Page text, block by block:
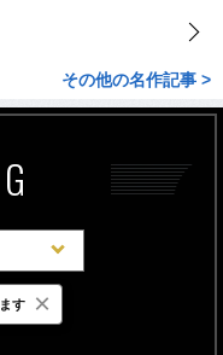
その他の名作記事 >
週間
す ×